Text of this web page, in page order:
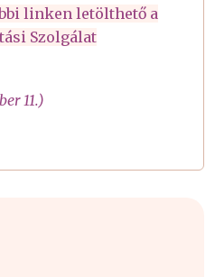
linken letölthető a
Szolgálat
11.)